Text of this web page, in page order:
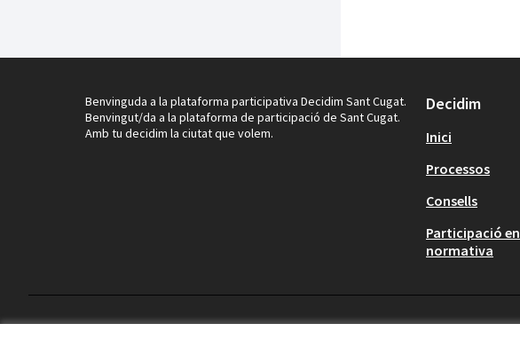
Benvinguda a la plataforma participativa Decidim Sant Cugat.
Benvingut/da a la plataforma de participació de Sant Cugat.
Amb tu decidim la ciutat que volem.
Decidim
Inici
Processos
Consells
Participació en
normativa